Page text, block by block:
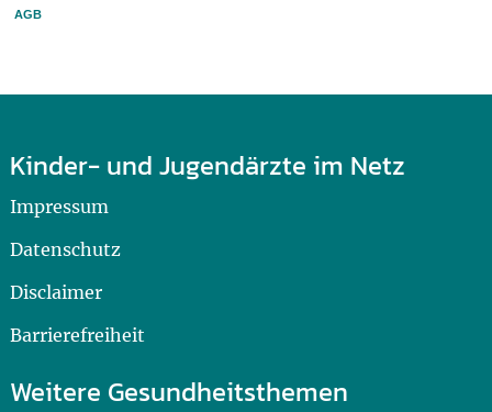
AGB
Kinder- und Jugendärzte im Netz
Impressum
Datenschutz
Disclaimer
Barrierefreiheit
Weitere Gesundheitsthemen